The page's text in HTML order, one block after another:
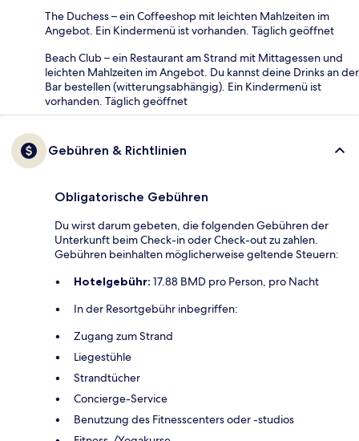
The Duchess – ein Coffeeshop mit leichten Mahlzeiten im
Angebot. Ein Kindermenü ist vorhanden. Täglich geöffnet
Beach Club – ein Restaurant am Strand mit Mittagessen und
leichten Mahlzeiten im Angebot. Du kannst deine Drinks an der
Bar bestellen (witterungsabhängig). Ein Kindermenü ist
vorhanden. Täglich geöffnet
Gebühren & Richtlinien
Obligatorische Gebühren
Du wirst darum gebeten, die folgenden Gebühren der
Unterkunft beim Check-in oder Check-out zu zahlen.
Gebühren beinhalten möglicherweise geltende Steuern:
Hotelgebühr: 17.88 BMD pro Person, pro Nacht
In der Resortgebühr inbegriffen:
Zugang zum Strand
Liegestühle
Strandtücher
Concierge-Service
Benutzung des Fitnesscenters oder -studios